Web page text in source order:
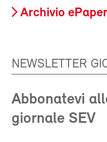
Archivio ePaper
NEWSLETTER
Abbonatevi
giornale SEV